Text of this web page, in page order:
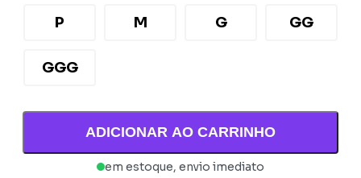
P M G GG
GGG
ADICIONAR AO CARRINHO
em estoque, envio imediato